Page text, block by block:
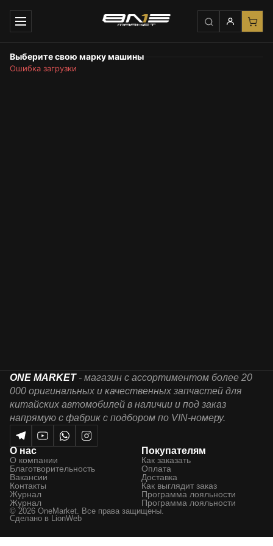
Выберите свою марку машины
Ошибка загрузки
ONE MARKET - магазин с ассортиментом более 20
000 оригинальных и качественных запчастей для
китайских автомобилей в наличии и под заказ
напрямую с фабрик с подбором по VIN-номеру.
О нас
О компании
Благотворительность
Вакансии
Контакты
Журнал
Журнал
Покупателям
Как заказать
Оплата
Доставка
Как выглядит заказ
Программа лояльности
Программа лояльности
© 2026 OneMarket. Все права защищены.
Сделано в LionWeb